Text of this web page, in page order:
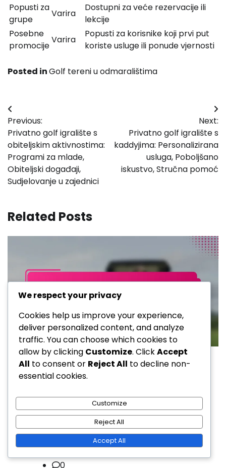
Popusti za
grupe
Varira
Dostupni za veće rezervacije ili
lekcije
Posebne
promocije
Varira
Popusti za korisnike koji prvi put
koriste usluge ili ponude vjernosti
Posted inGolf tereni u odmaralištima
Post
navigation
Previous:
Privatno golf igralište s
obiteljskim aktivnostima:
Programi za mlade,
Obiteljski događaji,
Sudjelovanje u zajednici
Next:
Privatno golf igralište s
kaddyjima: Personalizirana
usluga, Poboljšano
iskustvo, Stručna pomoć
Related Posts
Golf tereni u odmaralištima
Golf odmarališta s noćnim
golfom: jedinstveno iskustvo,
osvijetljeni tereni, večernja igra
Marko Novak
0
We respect your privacy
Cookies help us improve your experience,
deliver personalized content, and analyze
traffic. You can choose which cookies to
allow by clicking Customize. ClickAccept
All to consent or Reject All to decline non-
essential cookies.
Customize
Reject All
Accept All